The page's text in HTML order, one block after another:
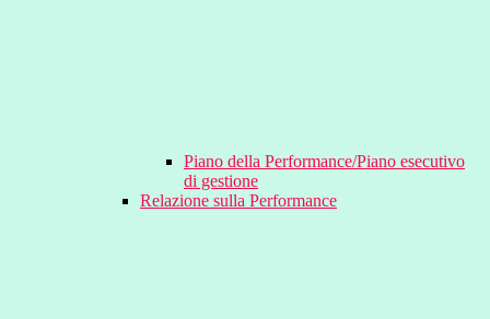
Piano della Performance/Piano esecutivo
di gestione
Relazione sulla Performance